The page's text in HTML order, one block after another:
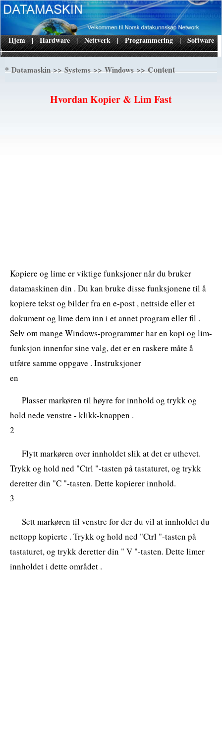
|
Hjem | Hardware | Nettverk | Programmering | Software
*Datamaskin>>Systems>>Windows>> Content
Hvordan Kopier & Lim Fast
Kopiere og lime er viktige funksjoner når du bruker
datamaskinen din . Du kan bruke disse funksjonene til å
kopiere tekst og bilder fra en e-post , nettside eller et
dokument og lime dem inn i et annet program eller fil .
Selv om mange Windows-programmer har en kopi og lim-
funksjon innenfor sine valg, det er en raskere måte å
utføre samme oppgave . Instruksjoner
en
Plasser markøren til høyre for innhold og trykk og
hold nede venstre - klikk-knappen .
2
Flytt markøren over innholdet slik at det er uthevet.
Trykk og hold ned "Ctrl "-tasten på tastaturet, og trykk
deretter din "C "-tasten. Dette kopierer innhold.
3
Sett markøren til venstre for der du vil at innholdet du
nettopp kopierte . Trykk og hold ned "Ctrl "-tasten på
tastaturet, og trykk deretter din " V "-tasten. Dette limer
innholdet i dette området .